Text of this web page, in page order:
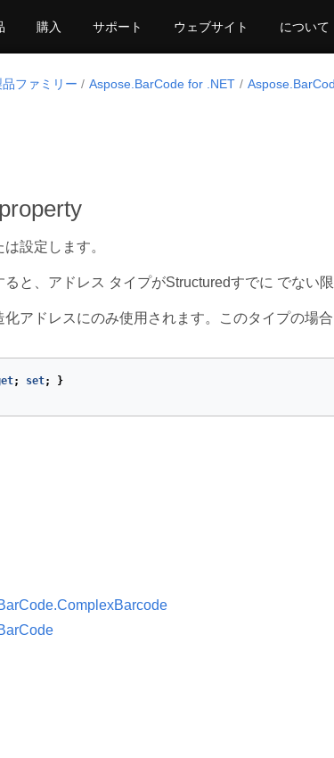
購入 サポート ウェブサイト について
ファミリー Aspose.BarCode for .NET
設定します。
ると、アドレス タイプがStructuredすでに でない
化アドレスにのみ使用されます。このタイプの場
; set; }